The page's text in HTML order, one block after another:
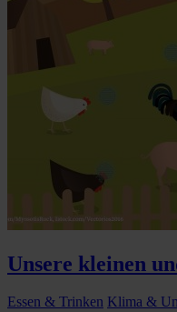
Unsere kleinen
Essen & Trinken Klima &